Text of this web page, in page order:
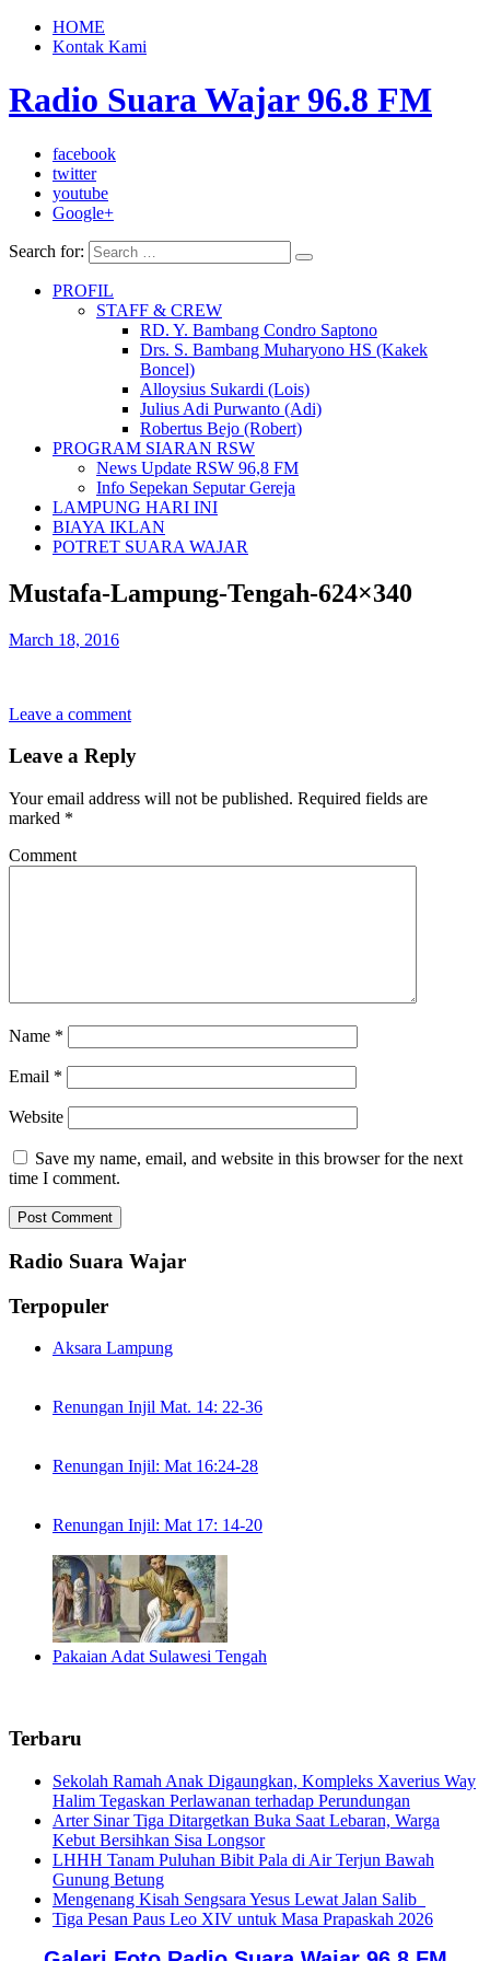
HOME
Kontak Kami
Radio Suara Wajar 96.8 FM
facebook
twitter
youtube
Google+
Search for:
PROFIL
STAFF & CREW
RD. Y. Bambang Condro Saptono
Drs. S. Bambang Muharyono HS (Kakek
Boncel)
Alloysius Sukardi (Lois)
Julius Adi Purwanto (Adi)
Robertus Bejo (Robert)
PROGRAM SIARAN RSW
News Update RSW 96,8 FM
Info Sepekan Seputar Gereja
LAMPUNG HARI INI
BIAYA IKLAN
POTRET SUARA WAJAR
Mustafa-Lampung-Tengah-624×340
March 18, 2016
Leave a comment
Leave a Reply
Your email address will not be published. Required fields are
marked *
Comment
Name *
Email *
Website
Save my name, email, and website in this browser for the next
time I comment.
Radio Suara Wajar
Terpopuler
Aksara Lampung
Renungan Injil Mat. 14: 22-36
Renungan Injil: Mat 16:24-28
Renungan Injil: Mat 17: 14-20
Pakaian Adat Sulawesi Tengah
Terbaru
Sekolah Ramah Anak Digaungkan, Kompleks Xaverius Way
Halim Tegaskan Perlawanan terhadap Perundungan
Arter Sinar Tiga Ditargetkan Buka Saat Lebaran, Warga
Kebut Bersihkan Sisa Longsor
LHHH Tanam Puluhan Bibit Pala di Air Terjun Bawah
Gunung Betung
Mengenang Kisah Sengsara Yesus Lewat Jalan Salib
Tiga Pesan Paus Leo XIV untuk Masa Prapaskah 2026